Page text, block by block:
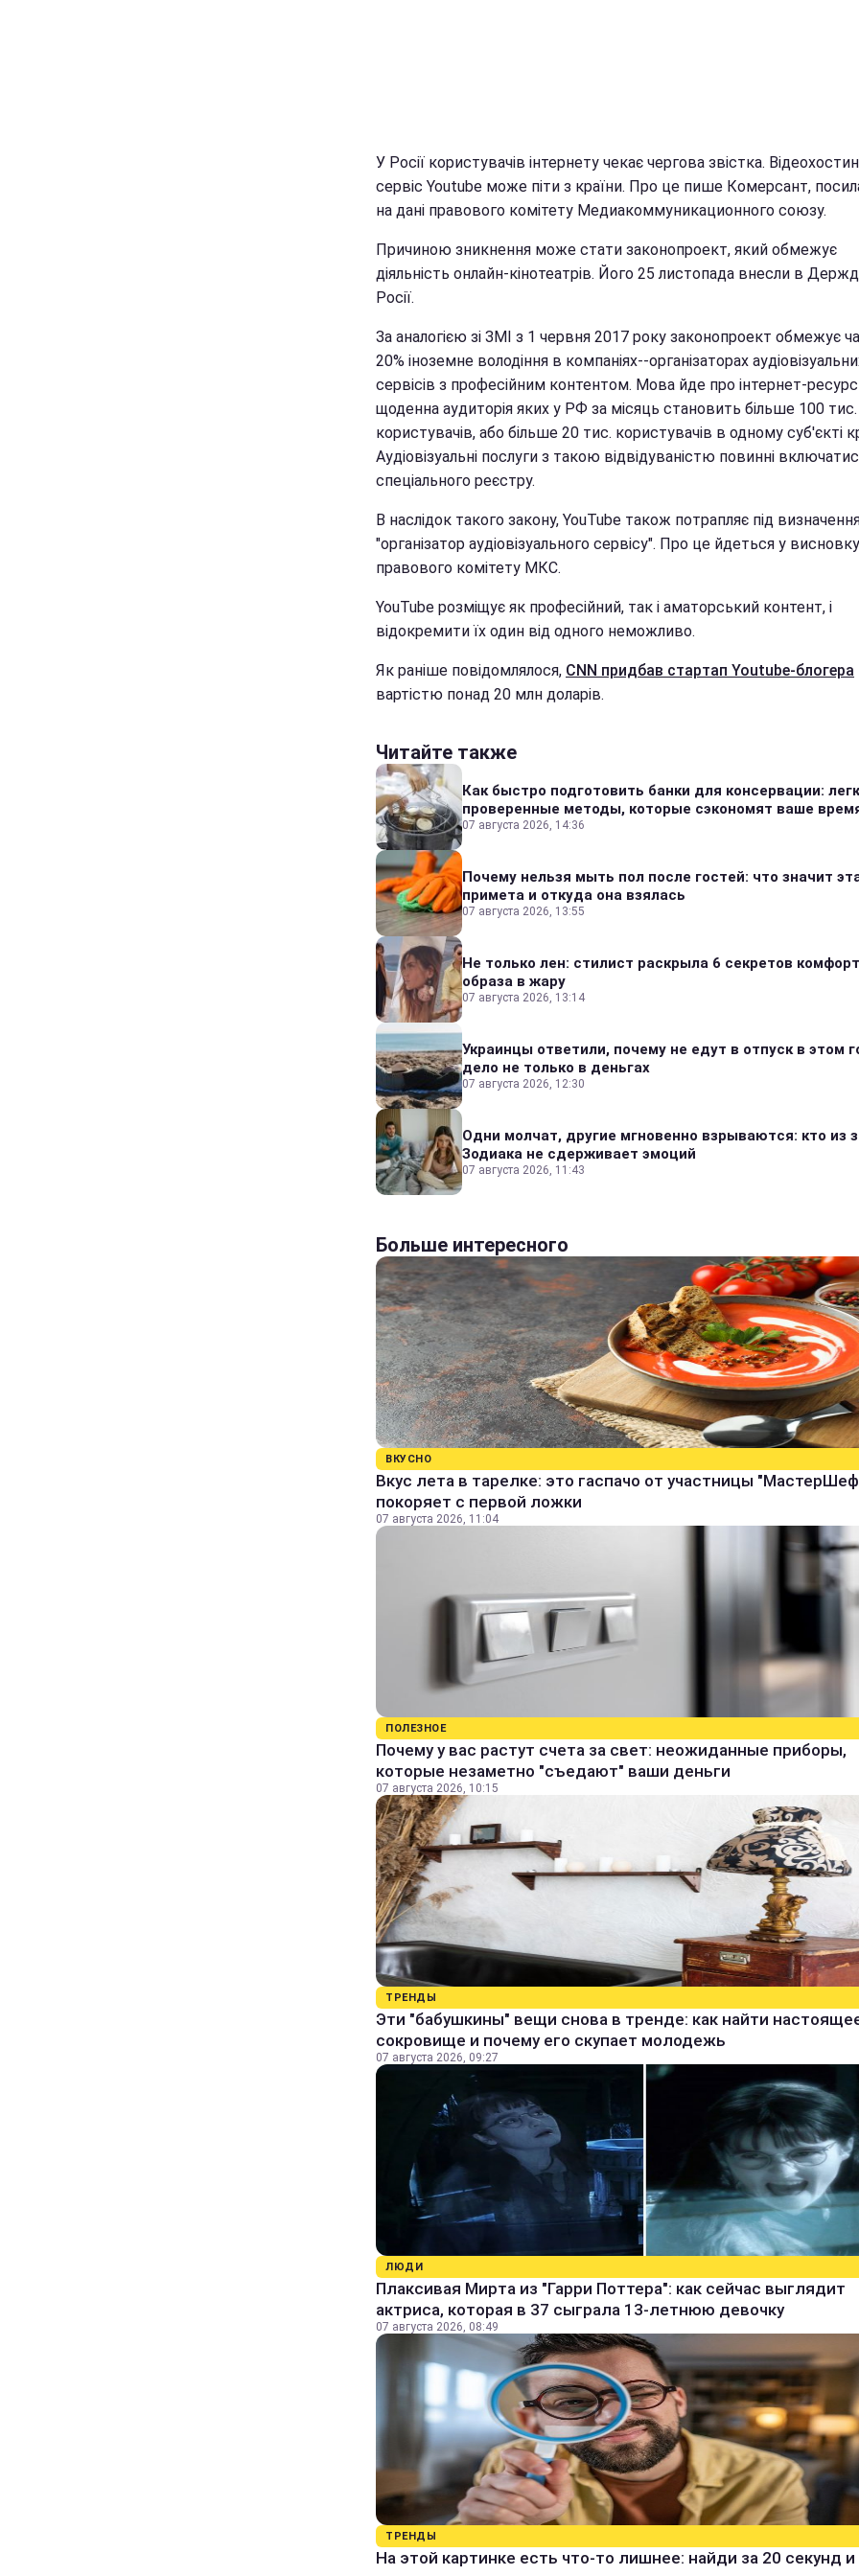
У Росії користувачів інтернету чекає чергова звістка.
сервіс Youtube може піти з країни. Про це пише Комерсант,
на дані правового комітету Медиакоммуникационного союзу.
Причиною зникнення може стати законопроект, який обмежує
діяльність онлайн-кінотеатрів. Його 25 листопада внесли в
Росії.
За аналогією зі ЗМІ з 1 червня 2017 року законопроект обмежує
20% іноземне володіння в компаніях--організаторах
сервісів з професійним контентом. Мова йде про інтернет-
щоденна аудиторія яких у РФ за місяць становить більше 100 тис.
користувачів, або більше 20 тис. користувачів в одному суб'єкті
Аудіовізуальні послуги з такою відвідуваністю повинні
спеціального реєстру.
В наслідок такого закону, YouTube також потрапляє під
"організатор аудіовізуального сервісу". Про це йдеться у висновку
правового комітету МКС.
YouTube розміщує як професійний, так і аматорський контент, і
відокремити їх один від одного неможливо.
Як раніше повідомлялося, CNN придбав стартап Youtube-блогера
вартістю понад 20 млн доларів.
Читайте также
Как быстро подготовить банки для консервации:
проверенные методы, которые сэкономят ваше
07 августа 2026, 14:36
Почему нельзя мыть пол после гостей: что значит
примета и откуда она взялась
07 августа 2026, 13:55
Не только лен: стилист раскрыла 6 секретов
образа в жару
07 августа 2026, 13:14
Украинцы ответили, почему не едут в отпуск в этом
дело не только в деньгах
07 августа 2026, 12:30
Одни молчат, другие мгновенно взрываются: кто из
Зодиака не сдерживает эмоций
07 августа 2026, 11:43
Больше интересного
ВКУСНО
Вкус лета в тарелке: это гаспачо от участницы
покоряет с первой ложки
07 августа 2026, 11:04
ПОЛЕЗНОЕ
Почему у вас растут счета за свет: неожиданные приборы,
которые незаметно "съедают" ваши деньги
07 августа 2026, 10:15
ТРЕНДЫ
Эти "бабушкины" вещи снова в тренде: как найти
сокровище и почему его скупает молодежь
07 августа 2026, 09:27
ЛЮДИ
Плаксивая Мирта из "Гарри Поттера": как сейчас выглядит
актриса, которая в 37 сыграла 13-летнюю девочку
07 августа 2026, 08:49
ТРЕНДЫ
На этой картинке есть что-то лишнее: найди за 20 секунд и